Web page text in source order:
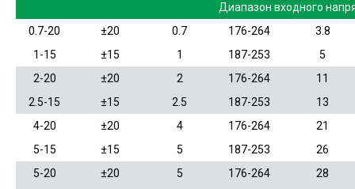
Диапазон входного
0.7-20
±20 0.7 176-264
3.8
1-15
±15 1 187-253
5
2-20
±20 2 176-264
11
2.5-15
±15 2.5 187-253
13
4-20
±20 4 176-264
21
5-15
±15 5 187-253
26
5-20
±20 5 176-264 28